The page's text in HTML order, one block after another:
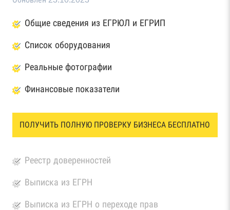
Общие сведения из ЕГРЮЛ и ЕГРИП
Список оборудования
Реальные фотографии
Финансовые показатели
ПОЛУЧИТЬ ПОЛНУЮ ПРОВЕРКУ БИЗНЕСА БЕСПЛАТНО
Реестр доверенностей
Выписка из ЕГРН
Выписка из ЕГРН о переходе прав